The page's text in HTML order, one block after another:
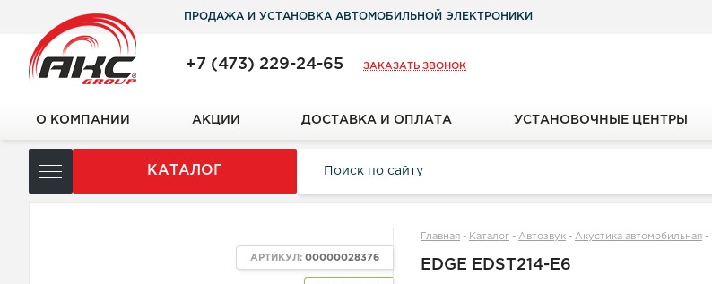
ПРОДАЖА И УСТАНОВКА АВТОМОБИЛЬНОЙ ЭЛЕКТРОНИКИ
+7 (473) 229-24-65 ЗАКАЗАТЬ ЗВОНОК
О КОМПАНИИ АКЦИИ ДОСТАВКА И ОПЛАТА УСТАНОВОЧНЫЕ ЦЕНТРЫ
КАТАЛОГ
АРТИКУЛ:00000028376
Главная - Каталог -Автозвук -Акустика автомобильная -
EDGE EDST214-E6